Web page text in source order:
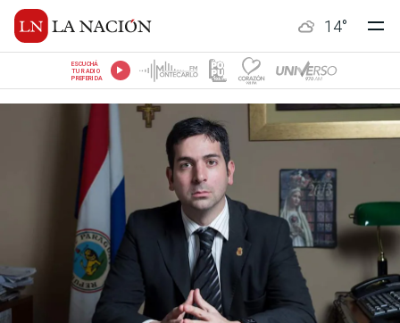
14°
ESCUCHÁ
TU RADIO
PREFERIDA